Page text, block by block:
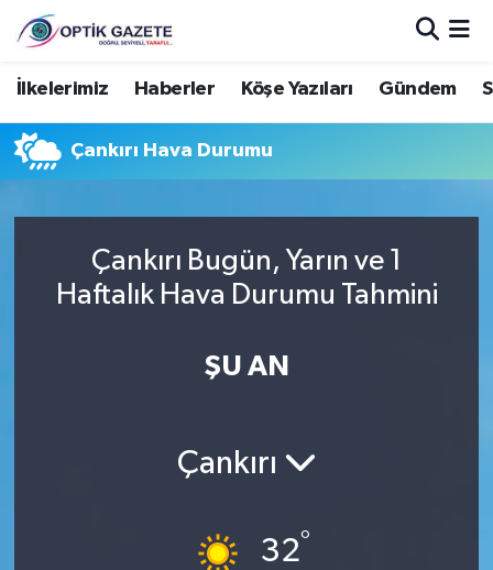
İlkelerimiz Haberler Köşe Yazıları Gündem
Çankırı Hava Durumu
Çankırı Bugün, Yarın ve 1
Haftalık Hava Durumu Tahmini
ŞU AN
Çankırı
32°
Nöbetçi Eczaneler
Hava Durumu
Trafik Durumu
Süper Lig Puan Durumu ve Fikstür